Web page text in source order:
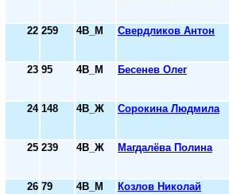
22 259 4В_М Свердликов Антон
23 95 4В_М Бесенев Олег
24 148 4В_Ж Сорокина Людмила
25 239 4В_Ж Магдалёва Полина
26 79 4В_М Козлов Николай